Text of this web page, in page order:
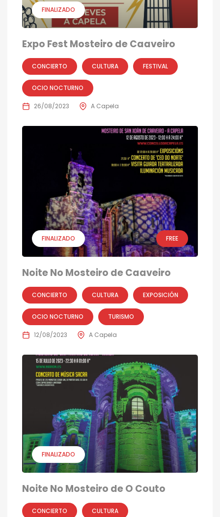
FINALIZADO
Expo Fest Mosteiro de Caaveiro
CONCIERTO CULTURA FESTIVAL
OCIO NOCTURNO
26/08/2023 A Capela
FINALIZADO FREE
Noite No Mosteiro de Caaveiro
CONCIERTO CULTURA EXPOSICIÓN
OCIO NOCTURNO TURISMO
12/08/2023 A Capela
FINALIZADO
Noite No Mosteiro de O Couto
CONCIERTO CULTURA